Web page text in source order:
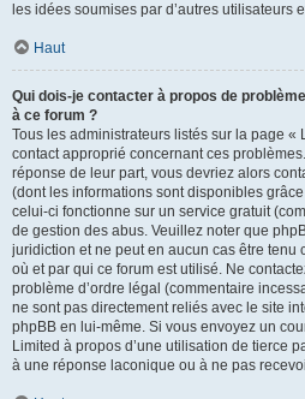
les idées soumises par d’autres utilisateurs
Haut
Qui dois-je contacter à propos de
à ce forum ?
Tous les administrateurs listés sur la page «
contact approprié concernant ces
réponse de leur part, vous devriez alors
(dont les informations sont disponibles
celui-ci fonctionne sur un service gratuit
de gestion des abus. Veuillez noter que
juridiction et ne peut en aucun cas être tenu
où et par qui ce forum est utilisé. Ne
problème d’ordre légal (commentaire
ne sont pas directement reliés avec le site
phpBB en lui-même. Si vous envoyez un
Limited à propos d’une utilisation de tierce
à une réponse laconique ou à ne pas